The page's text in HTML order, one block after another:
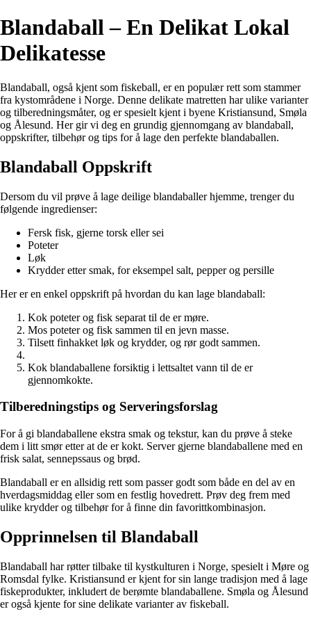
Blandaball – En Delikat Lokal
Delikatesse
Blandaball, også kjent som fiskeball, er en populær rett som stammer
fra kystområdene i Norge. Denne delikate matretten har ulike varianter
og tilberedningsmåter, og er spesielt kjent i byene Kristiansund, Smøla
og Ålesund. Her gir vi deg en grundig gjennomgang av blandaball,
oppskrifter, tilbehør og tips for å lage den perfekte blandaballen.
Blandaball Oppskrift
Dersom du vil prøve å lage deilige blandaballer hjemme, trenger du
følgende ingredienser:
Fersk fisk, gjerne torsk eller sei
Poteter
Løk
Krydder etter smak, for eksempel salt, pepper og persille
Her er en enkel oppskrift på hvordan du kan lage blandaball:
Kok poteter og fisk separat til de er møre.
Mos poteter og fisk sammen til en jevn masse.
Tilsett finhakket løk og krydder, og rør godt sammen.
Kok blandaballene forsiktig i lettsaltet vann til de er
gjennomkokte.
Tilberedningstips og Serveringsforslag
For å gi blandaballene ekstra smak og tekstur, kan du prøve å steke
dem i litt smør etter at de er kokt. Server gjerne blandaballene med en
frisk salat, sennepssaus og brød.
Blandaball er en allsidig rett som passer godt som både en del av en
hverdagsmiddag eller som en festlig hovedrett. Prøv deg frem med
ulike krydder og tilbehør for å finne din favorittkombinasjon.
Opprinnelsen til Blandaball
Blandaball har røtter tilbake til kystkulturen i Norge, spesielt i Møre og
Romsdal fylke. Kristiansund er kjent for sin lange tradisjon med å lage
fiskeprodukter, inkludert de berømte blandaballene. Smøla og Ålesund
er også kjente for sine delikate varianter av fiskeball.